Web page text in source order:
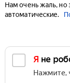
Нам очень жаль, но
автоматические.
Я не
Нажмите,